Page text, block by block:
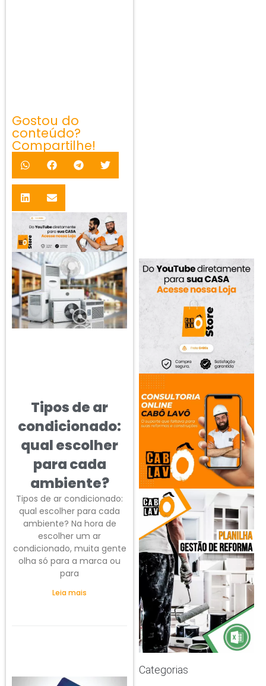
Gostou do
conteúdo?
Compartilhe!
Tipos de ar
condicionado:
qual escolher
para cada
ambiente?
Tipos de ar condicionado:
qual escolher para cada
ambiente? Na hora de
escolher um ar
condicionado, muita gente
olha só para a marca ou
para
Leia mais
Categorias